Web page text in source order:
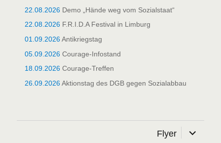
22.08.2026 Demo „Hände weg vom Sozialstaat“
22.08.2026 F.R.I.D.A Festival in Limburg
01.09.2026Antikriegstag
05.09.2026 Courage-Infostand
18.09.2026 Courage-Treffen
26.09.2026Aktionstag des DGB gegen Sozialabbau
Flyer öffnen